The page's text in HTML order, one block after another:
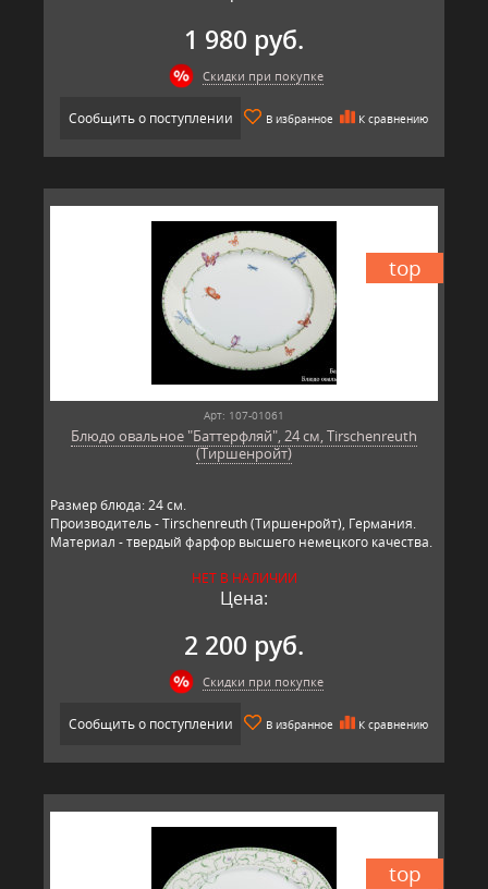
1 980 руб.
Скидки при покупке
Сообщить о поступлении В избранное К сравнению
top
Арт: 107-01061
Блюдо овальное "Баттерфляй", 24 см, Tirschenreuth
(Тиршенройт)
Размер блюда: 24 см.
Производитель - Tirschenreuth (Тиршенройт), Германия.
Материал - твердый фарфор высшего немецкого качества.
НЕТ В НАЛИЧИИ
Цена:
2 200 руб.
Скидки при покупке
Сообщить о поступлении В избранное К сравнению
top